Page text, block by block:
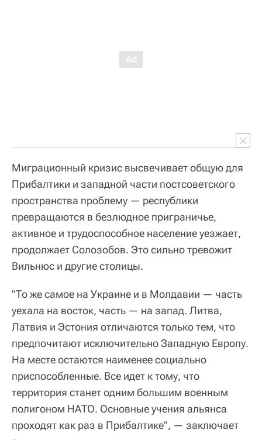
Миграционный кризис высвечивает общую для
Прибалтики и западной части постсоветского
пространства проблему — республики
превращаются в безлюдное приграничье,
активное и трудоспособное население уезжает,
продолжает Солозобов. Это сильно тревожит
Вильнюс и другие столицы.
"То же самое на Украине и в Молдавии — часть
уехала на восток, часть — на запад. Литва,
Латвия и Эстония отличаются только тем, что
предпочитают исключительно Западную Европу.
На месте остаются наименее социально
приспособленные. Все идет к тому, что
территория станет одним большим военным
полигоном НАТО. Основные учения альянса
проходят как раз в Прибалтике", — заключает